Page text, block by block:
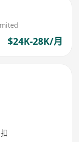
$24K-28K/月